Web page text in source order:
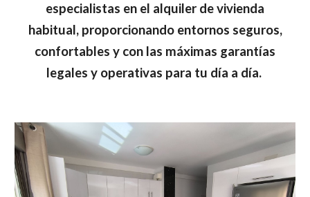
especialistas en el alquiler de vivienda
habitual, proporcionando entornos seguros,
confortables y con las máximas garantías
legales y operativas para tu día a día.